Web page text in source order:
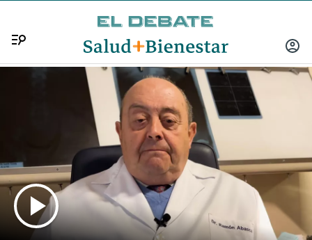
INICIAR
SESIÓN